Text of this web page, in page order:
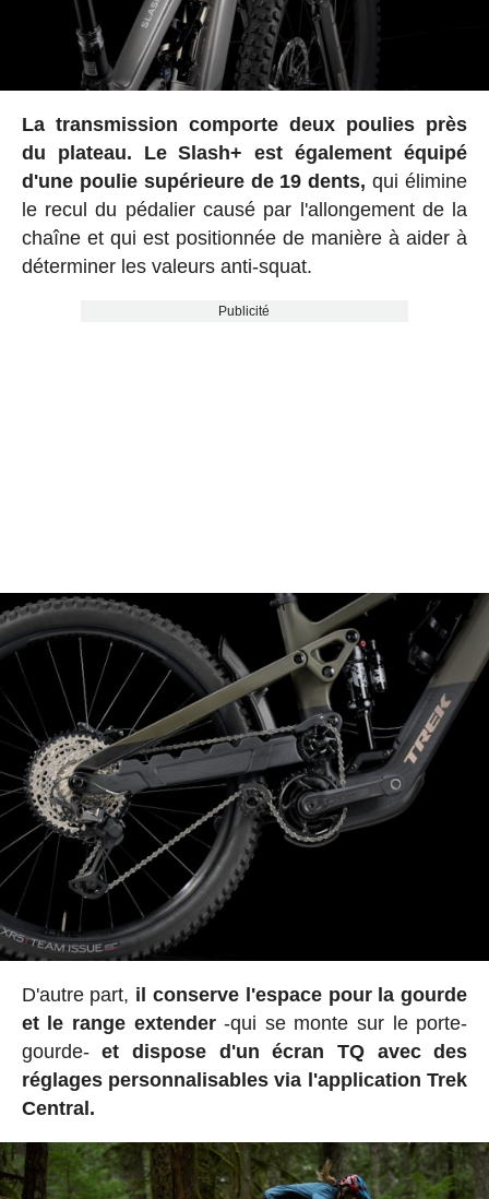
La transmission comporte deux poulies près
du plateau. Le Slash+ est également équipé
d'une poulie supérieure de 19 dents, qui élimine
le recul du pédalier causé par l'allongement de la
chaîne et qui est positionnée de manière à aider à
déterminer les valeurs anti-squat.
Publicité
D'autre part, il conserve l'espace pour la gourde
et le range extender-qui se monte sur le porte-
gourde-et dispose d'un
écran TQ avec des
réglages personnalisables via l'application Trek
Central.